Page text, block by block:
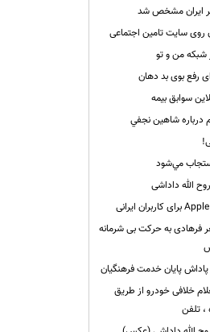
ایران مشخص شد
روی سایت تامین اجتماعی
من و تو
سوابق بیمه
درباره شاهين نجفي
مي‌شود
الله داداشی
فرهادی به حرکت بی شرمانه
خلافی خودرو از طریق
، تلفن